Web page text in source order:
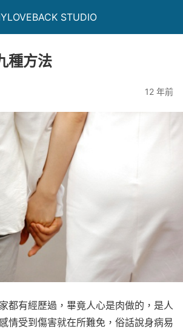
STUDIO
種方法
12 年前
都有經歷過，畢竟人心是肉做的，是人
情受到傷害就在所難免，俗話說身病易